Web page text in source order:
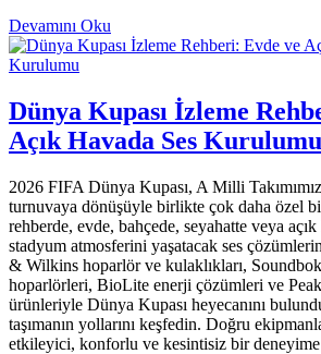
Devamını Oku
Dünya Kupası İzleme
Açık Havada Ses Kurulumu
2026 FIFA Dünya Kupası, A Milli
turnuvaya dönüşüyle birlikte çok daha özel
rehberde, evde, bahçede, seyahatte veya
stadyum atmosferini yaşatacak ses
& Wilkins hoparlör ve kulaklıkları,
hoparlörleri, BioLite enerji çözümleri ve
ürünleriyle Dünya Kupası heyecanını
taşımanın yollarını keşfedin. Doğru
etkileyici, konforlu ve kesintisiz bir